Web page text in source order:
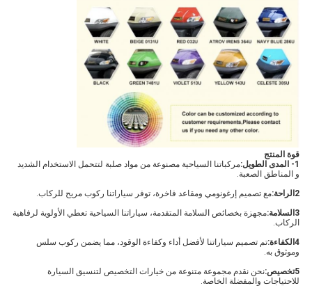
قوة المنتج
1- المدى الطويل:
مركباتنا السياحية مصنوعة من مواد صلبة لتتحمل الاستخدام الشديد
و المناطق الصعبة.
2الراحة:
مع تصميم إرغونومي ومقاعد فاخرة، توفر سياراتنا ركوب مريح للركاب.
3السلامة:
مجهزة بخصائص السلامة المتقدمة، سياراتنا السياحية تعطي الأولوية لرفاهية
الركاب.
4الكفاءة:
تم تصميم سياراتنا لأفضل أداء وكفاءة الوقود، مما يضمن ركوب سلس
وموثوق به.
5تخصيص:
نحن نقدم مجموعة متنوعة من خيارات التخصيص لتنسيق السيارة
للاحتياجات والمفضلة الخاصة.